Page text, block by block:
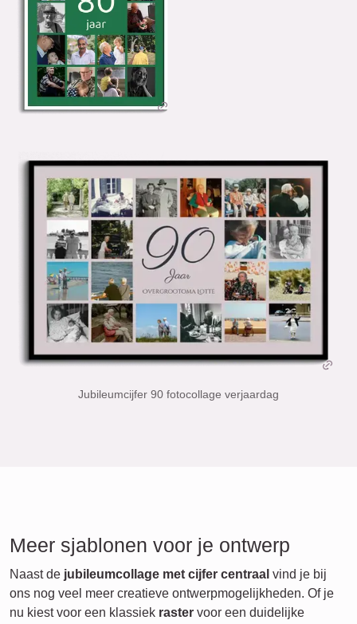
Jubileumcijfer 90 fotocollage verjaardag
Meer sjablonen voor je ontwerp
Naast de jubileumcollage met cijfer centraal vind je bij
ons nog veel meer creatieve ontwerpmogelijkheden. Of je
nu kiest voor een klassiek raster voor een duidelijke